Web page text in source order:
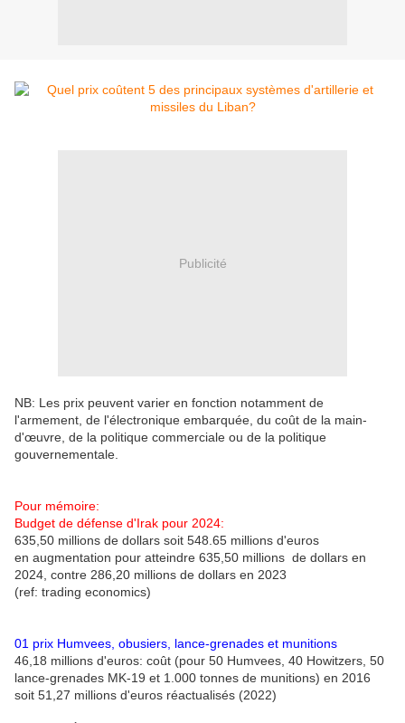
Publicité
NB: Les prix peuvent varier en fonction notamment de
l'armement, de l'électronique embarquée, du coût de la main-
d'œuvre, de la politique commerciale ou de la politique
gouvernementale.
Pour mémoire:
Budget de défense d'Irak pour 2024:
635,50 millions de dollars soit 548.65 millions d'euros
en augmentation pour atteindre 635,50 millions de dollars en
2024, contre 286,20 millions de dollars en 2023
(ref: trading economics)
01 prix Humvees, obusiers, lance-grenades et munitions
46,18 millions d'euros: coût (pour 50 Humvees, 40 Howitzers, 50
lance-grenades MK-19 et 1.000 tonnes de munitions) en 2016
soit 51,27 millions d'euros réactualisés (2022)